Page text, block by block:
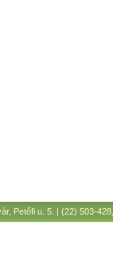
Petőfi u. 5. | (22) 503-